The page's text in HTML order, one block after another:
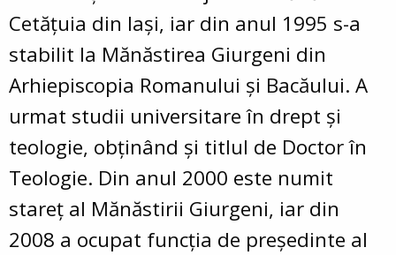
Cetățuia din Iași, iar din anul 1995 s-a
stabilit la Mănăstirea Giurgeni din
Arhiepiscopia Romanului și Bacăului. A
urmat studii universitare în drept și
teologie, obținând și titlul de Doctor în
Teologie. Din anul 2000 este numit
stareț al Mănăstirii Giurgeni, iar din
2008 a ocupat funcția de președinte al